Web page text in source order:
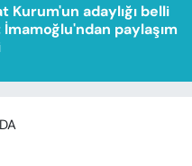
Kurum'un adaylığı belli
İmamoğlu'ndan paylaşım